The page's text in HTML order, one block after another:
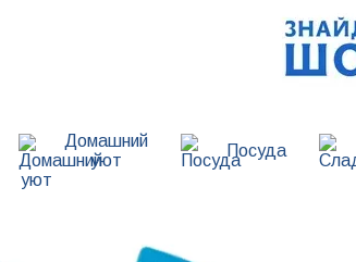
Домашний
уют
Посуда